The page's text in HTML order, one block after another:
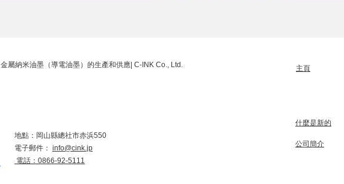
金屬納米油墨（導電油墨）的生產和供應| C-INK Co., Ltd.
地點：岡山縣總社市赤浜550
電子郵件： info@cink.jp
​ 電話：0866-92-5111
主頁
什麼是新的
公司簡介